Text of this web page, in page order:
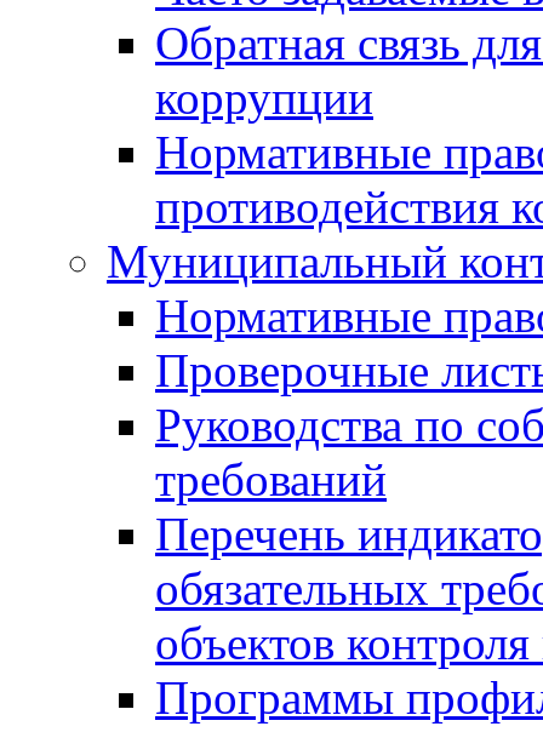
Обратная связь
коррупции
Нормативные
противодействия
Муниципальный
Нормативные
Проверочные
Руководства по
требований
Перечень
обязательных
объектов
Программы